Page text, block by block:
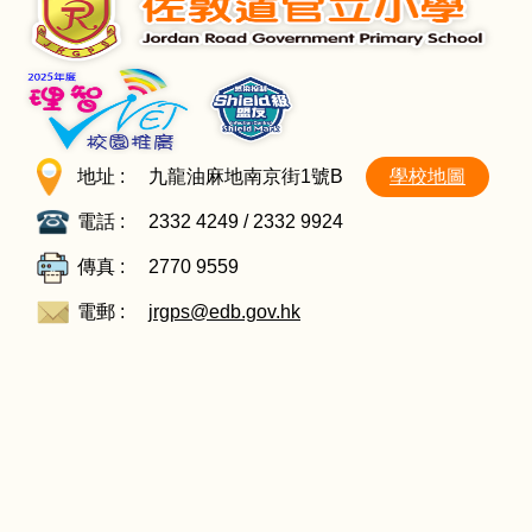
地址 : 九龍油麻地南京街1號B 學校地圖
電話 : 2332 4249 / 2332 9924
傳真 : 2770 9559
電郵 : jrgps@edb.gov.hk